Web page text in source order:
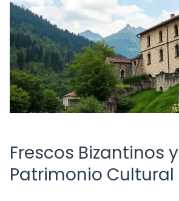
Frescos Bizantinos y
Patrimonio Cultural